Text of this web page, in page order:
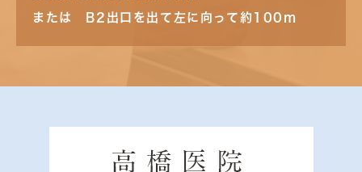
または B2出口を出て左に向って約100m